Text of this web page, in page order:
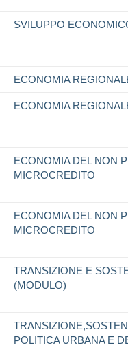
SVILUPPO
ECONOMIA
ECONOMIA
ECONOMIA DEL NON
MICROCREDITO
ECONOMIA DEL NON
MICROCREDITO
TRANSIZIONE E
(MODULO)
POLITICA URBANA E